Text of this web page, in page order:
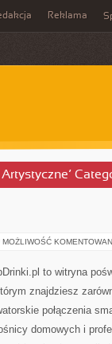
Reklama
MOŻLIWOŚĆ
to witryna
znajdziesz
połączenia
domowych i